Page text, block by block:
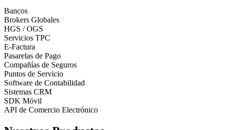
Bancos
Brokers Globales
HGS / OGS
Servicios TPC
E-Factura
Pasarelas de Pago
Compañías de Seguros
Puntos de Servicio
Software de Contabilidad
Sistemas CRM
SDK Móvil
API de Comercio Electrónico